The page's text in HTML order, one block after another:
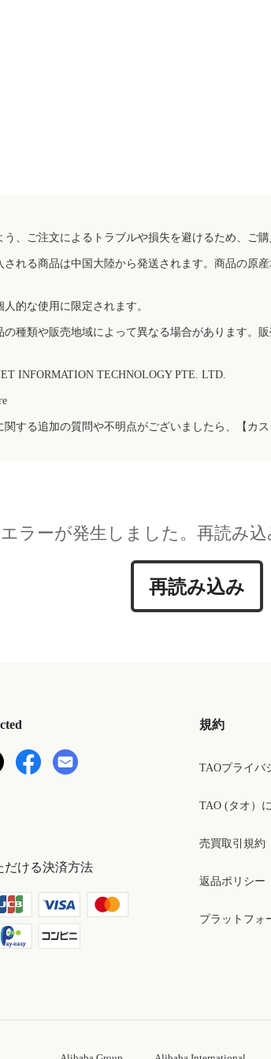
、ご注文によるトラブルや損失を避けるため、ご
れる商品は中国大陸から発送されます。商品の原
的な使用に限定されます。
種類や販売地域によって異なる場合があります。
INFORMATION TECHNOLOGY PTE. LTD.
する追加の質問や不明点がございましたら、【カ
エラーが発生しました。再読み
再読み込み
だける決済方法
規約
TAOプライバ
TAO (タオ）
売買取引規約
返品ポリシー
プラットフォ